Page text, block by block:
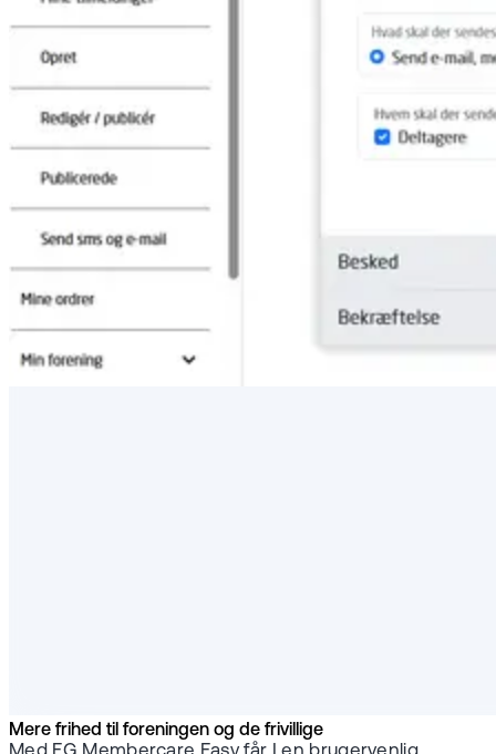
Mere frihed til foreningen og de frivillige